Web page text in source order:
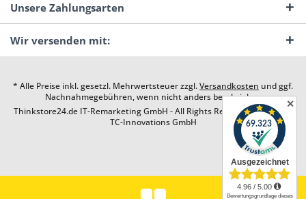
Unsere Zahlungsarten
Wir versenden mit:
* Alle Preise inkl. gesetzl. Mehrwertsteuer zzgl.Versandkosten und ggf.
Nachnahmegebühren, wenn nicht anders beschrieben
Thinkstore24.de IT-Remarketing GmbH - All Rights Reserved. Design by
TC-Innovations GmbH
✕